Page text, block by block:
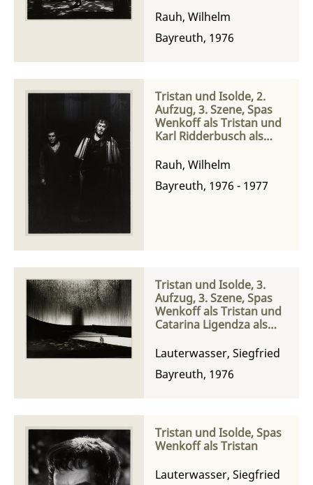
Rauh, Wilhelm
Bayreuth, 1976
Tristan und Isolde, 2.
Aufzug, 3. Szene, Spas
Wenkoff als Tristan und
Karl Ridderbusch als
Rauh, Wilhelm
Bayreuth, 1976 - 1977
Tristan und Isolde, 3.
Aufzug, 3. Szene, Spas
Wenkoff als Tristan und
Catarina Ligendza als
Lauterwasser, Siegfried
Bayreuth, 1976
Tristan und Isolde, Spas
Wenkoff als Tristan
Lauterwasser, Siegfried